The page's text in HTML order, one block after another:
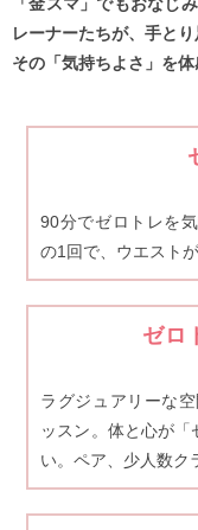
レーナーたちが、手とり
その「気持ちよさ」を体
90分でゼロトレを
の1回で、ウエスト
ゼロ
ラグジュアリーな
ッスン。体と心が「
い。ペア、少人数ク